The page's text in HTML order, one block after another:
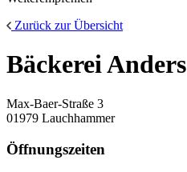
Zurück zur Übersicht
Bäckerei Anders
Max-Baer-Straße 3
01979 Lauchhammer
Öffnungszeiten